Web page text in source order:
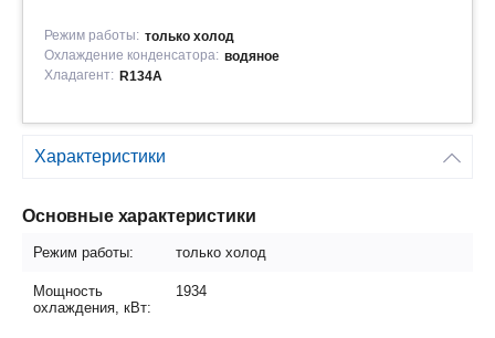
Режим работы: только холод
Охлаждение конденсатора: водяное
Хладагент: R134A
Характеристики
Основные характеристики
Режим работы: только холод
Мощность
охлаждения, кВт:
1934